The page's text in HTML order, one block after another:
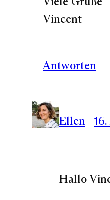
Vincent
Antworten
Ellen—
Hallo